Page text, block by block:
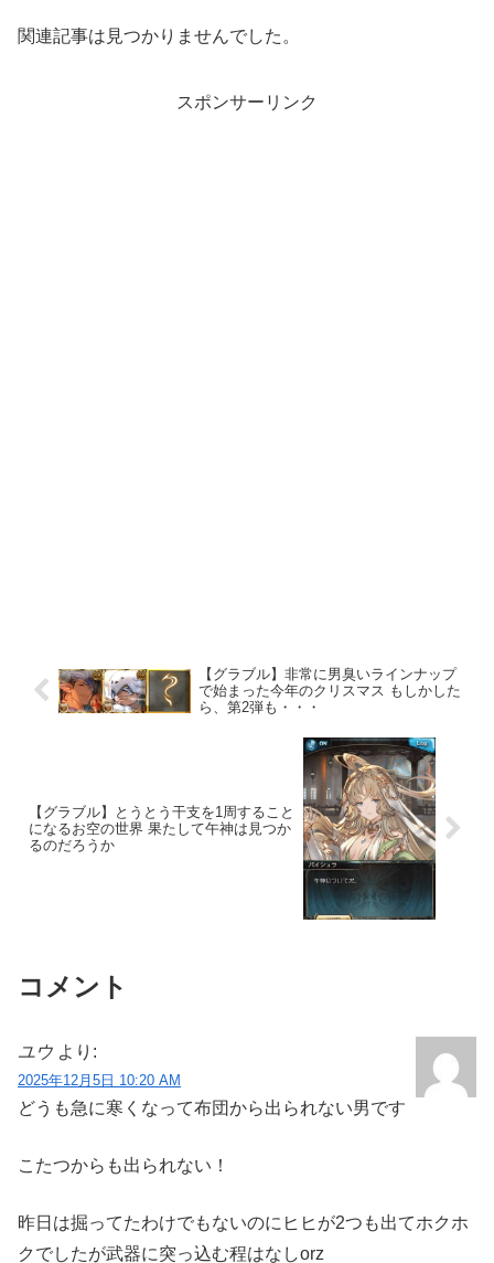
関連記事は見つかりませんでした。
スポンサーリンク
【グラブル】非常に男臭いラインナップ
で始まった今年のクリスマス もしかした
ら、第2弾も・・・
【グラブル】とうとう干支を1周すること
になるお空の世界 果たして午神は見つか
るのだろうか
コメント
ユウ より:
2025年12月5日 10:20 AM
どうも急に寒くなって布団から出られない男です
こたつからも出られない！
昨日は掘ってたわけでもないのにヒヒが2つも出てホクホ
クでしたが武器に突っ込む程はなしorz